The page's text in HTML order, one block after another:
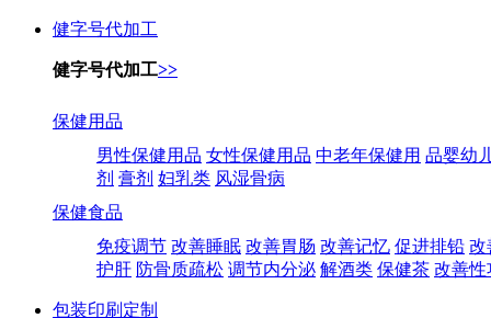
健字号代加工
健字号代加工>>
保健用品
男性保健用品 女性保健用品 中老年保健用 品婴幼
剂 膏剂 妇乳类 风湿骨病
保健食品
免疫调节 改善睡眠 改善胃肠 改善记忆 促进排铅 改
护肝 防骨质疏松 调节内分泌 解酒类 保健茶 改善性
包装印刷定制